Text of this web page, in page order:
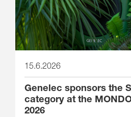
15.6.2026
Genelec sponsors the
category at the
2026